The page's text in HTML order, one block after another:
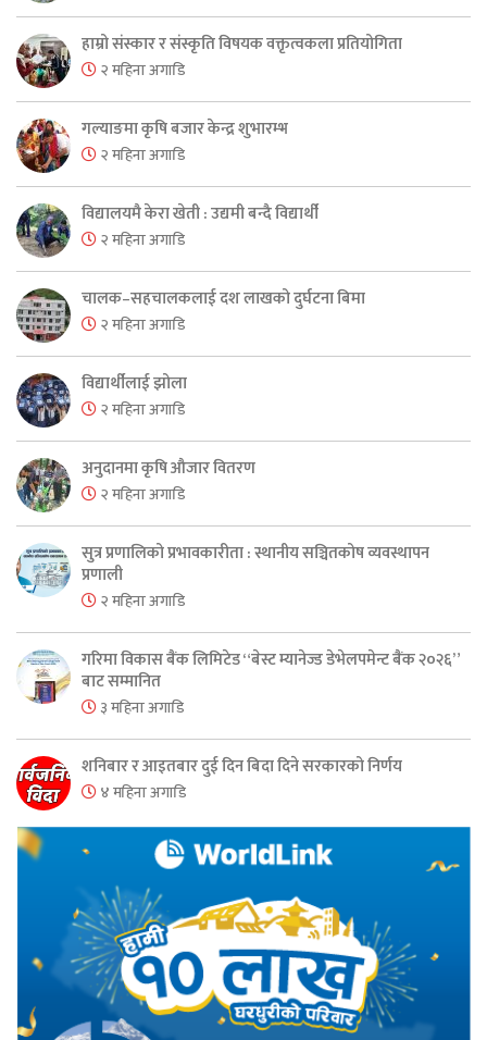
हाम्रो संस्कार र संस्कृति विषयक वक्तृत्वकला प्रतियोगिता
२ महिना अगाडि
गल्याङमा कृषि बजार केन्द्र शुभारम्भ
२ महिना अगाडि
विद्यालयमै केरा खेती : उद्यमी बन्दै विद्यार्थी
२ महिना अगाडि
चालक–सहचालकलाई दश लाखको दुर्घटना बिमा
२ महिना अगाडि
विद्यार्थीलाई झोला
२ महिना अगाडि
अनुदानमा कृषि औजार वितरण
२ महिना अगाडि
सुत्र प्रणालिको प्रभावकारीता : स्थानीय सञ्चितकोष व्यवस्थापन
प्रणाली
२ महिना अगाडि
गरिमा विकास बैंक लिमिटेड “बेस्ट म्यानेज्ड डेभेलपमेन्ट बैंक २०२६”
बाट सम्मानित
३ महिना अगाडि
शनिबार र आइतबार दुई दिन बिदा दिने सरकारको निर्णय
४ महिना अगाडि